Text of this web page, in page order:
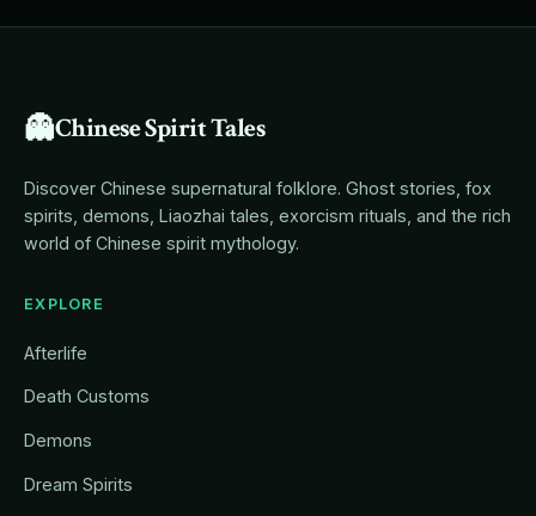
👻Chinese Spirit Tales
Discover Chinese supernatural folklore. Ghost stories, fox
spirits, demons, Liaozhai tales, exorcism rituals, and the rich
world of Chinese spirit mythology.
EXPLORE
Afterlife
Death Customs
Demons
Dream Spirits